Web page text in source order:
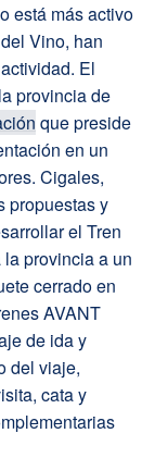
está más activo
Vino, han
El
provincia de
que preside
en un
Cigales,
propuestas y
el Tren
provincia a un
cerrado en
AVANT
de ida y
del viaje,
cata y